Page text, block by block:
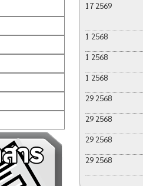
17 2569
1 2568
1 2568
1 2568
29 2568
29 2568
29 2568
29 2568